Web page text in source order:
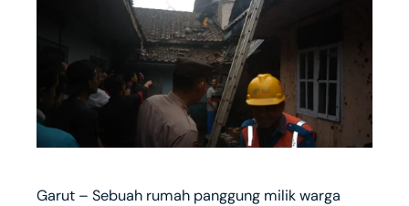
Garut – Sebuah rumah panggung milik warga